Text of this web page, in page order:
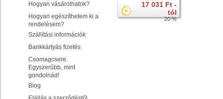
Hogyan vásárolhatok?
Hogyan egészíthetem ki a
rendelésem?
Szállítási információk
Bankkártyás fizetés
Csomagcsere.
Egyszerűbb, mint
gondolnád!
Blog
17 031 Ft -
tól
20 %